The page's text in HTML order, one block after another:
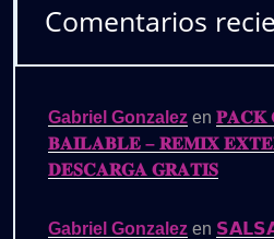
Comentarios
Gabriel Gonzalez en 𝐏𝐀𝐂𝐊
𝐁𝐀𝐈𝐋𝐀𝐁𝐋𝐄 – 𝐑𝐄𝐌𝐈𝐗
𝐃𝐄𝐒𝐂𝐀𝐑𝐆𝐀 𝐆𝐑𝐀𝐓𝐈𝐒
Gabriel Gonzalez en